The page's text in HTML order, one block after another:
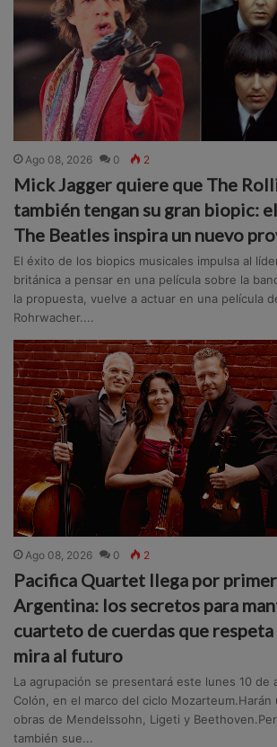
Ago 08, 2026 0 2
Mick Jagger quiere que The
también tengan su gran biopic:
The Beatles inspira un nuevo
El éxito de los biopics musicales impulsa al
británica a pensar en una película sobre la
la propuesta, vuelve a actuar en una película
Rohrwacher....
Ago 08, 2026 0 2
Pacifica Quartet llega por
Argentina: los secretos para
cuarteto de cuerdas que
mira al futuro
La agrupación se presentará este lunes 10 de
Colón, en el marco del ciclo Mozarteum.Harán
obras de Mendelssohn, Ligeti y
también sue...